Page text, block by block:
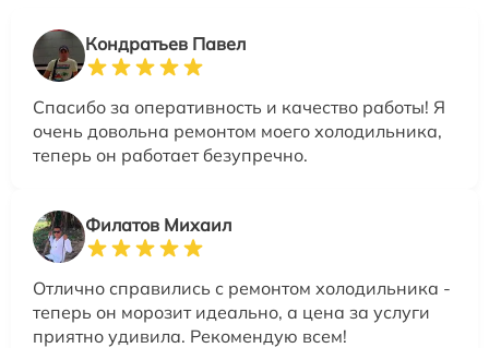
Кондратьев Павел
Спасибо за оперативность и качество работы! Я
очень довольна ремонтом моего холодильника,
теперь он работает безупречно.
Филатов Михаил
Отлично справились с ремонтом холодильника -
теперь он морозит идеально, а цена за услуги
приятно удивила. Рекомендую всем!